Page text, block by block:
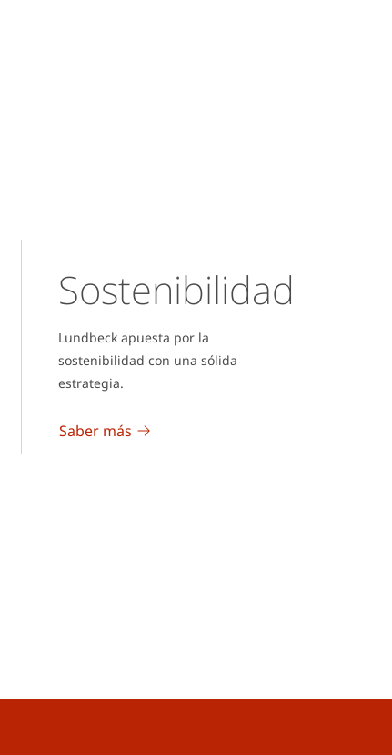
Sostenibilidad
Lundbeck apuesta por la
sostenibilidad con una sólida
estrategia.
Saber más